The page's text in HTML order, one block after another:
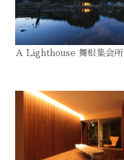
A Lighthouse 舞根集会所